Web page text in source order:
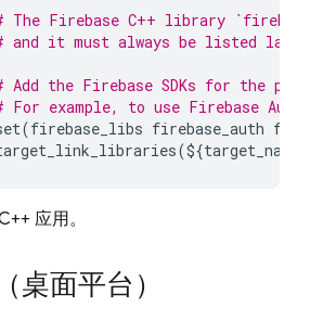
The Firebase C++ library
and it must always be listed last.
Add the Firebase SDKs for the
For example, to use Firebase
(firebase_libs firebase_auth
(${target_name
应用。
桌面平台）